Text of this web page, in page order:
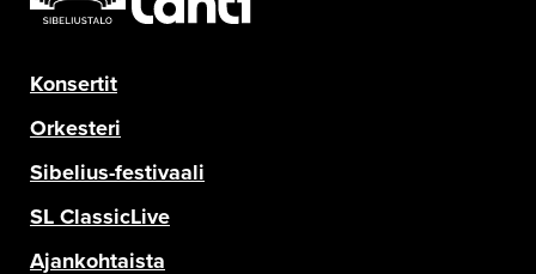
Konsertit
Orkesteri
Sibelius-festivaali
SL ClassicLive
Ajankohtaista